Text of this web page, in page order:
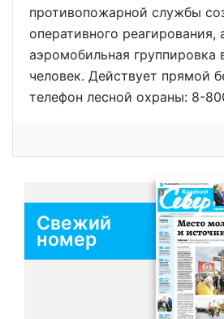
противопожарной службы
оперативного реагирования,
аэромобильная группировка
человек. Действует прямой
телефон лесной охраны: 8-
Свежий
номер